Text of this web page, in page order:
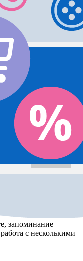
запоминание
с несколькими